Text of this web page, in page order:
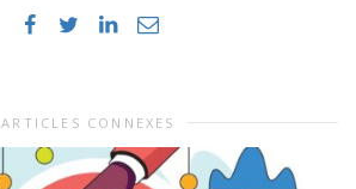
ARTICLES CONNEXES